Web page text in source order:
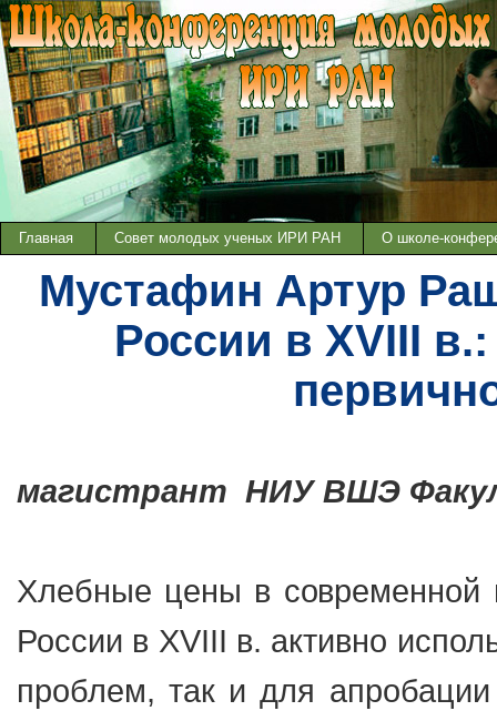
Главная Совет молодых ученых ИРИ РАН О школе-
Мустафин Артур
России в XVIII
магистрант НИУ ВШЭ
Хлебные цены в современной
России в XVIII в. активно
проблем, так и для